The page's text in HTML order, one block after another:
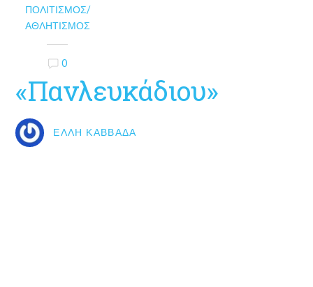
ΠΟΛΙΤΙΣΜΌΣ/
ΑΘΛΗΤΙΣΜΌΣ
0
«Πανλευκάδιου»
ΈΛΛΗ ΚΑΒΒΑΔΆ